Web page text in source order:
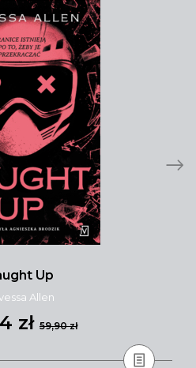
Up
Allen
zł 59,90 zł